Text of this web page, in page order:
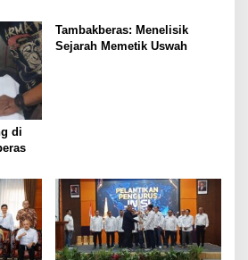
Ireng”
di
Tambakberas: Menelisik
Sejarah Memetik Uswah